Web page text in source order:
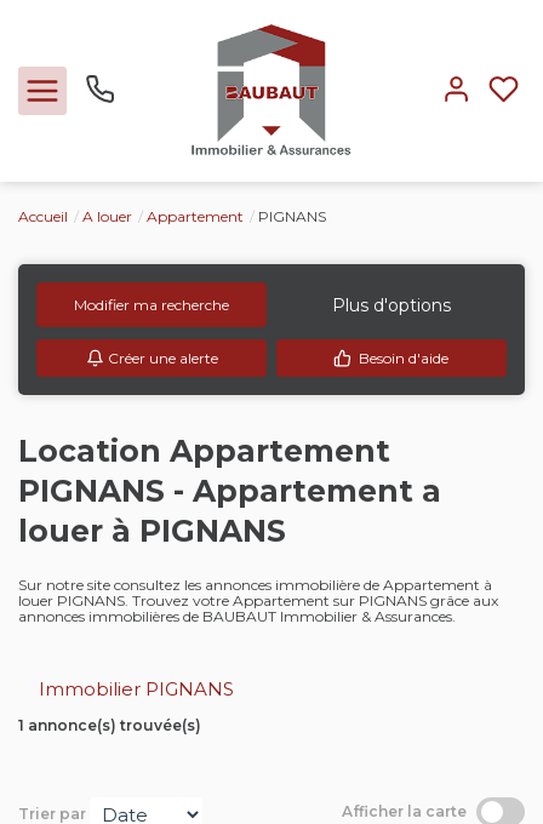
Locations
Expertise
Nos métiers
L'agence
Contact
Estimation
Accueil A louer Appartement PIGNANS
Modifier ma recherche Plus d'options
Créer une alerte Besoin d'aide
Location Appartement
PIGNANS - Appartement a
louer à PIGNANS
Sur notre site consultez les annonces immobilière de Appartement à
louer PIGNANS. Trouvez votre Appartement sur PIGNANS grâce aux
annonces immobilières de BAUBAUT Immobilier & Assurances.
Immobilier PIGNANS
1 annonce(s) trouvée(s)
Trier par Afficher la carte